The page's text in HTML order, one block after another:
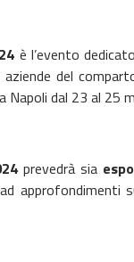
è l’evento
del
Napoli dal 23 al 25
prevedrà sia
approfondimenti